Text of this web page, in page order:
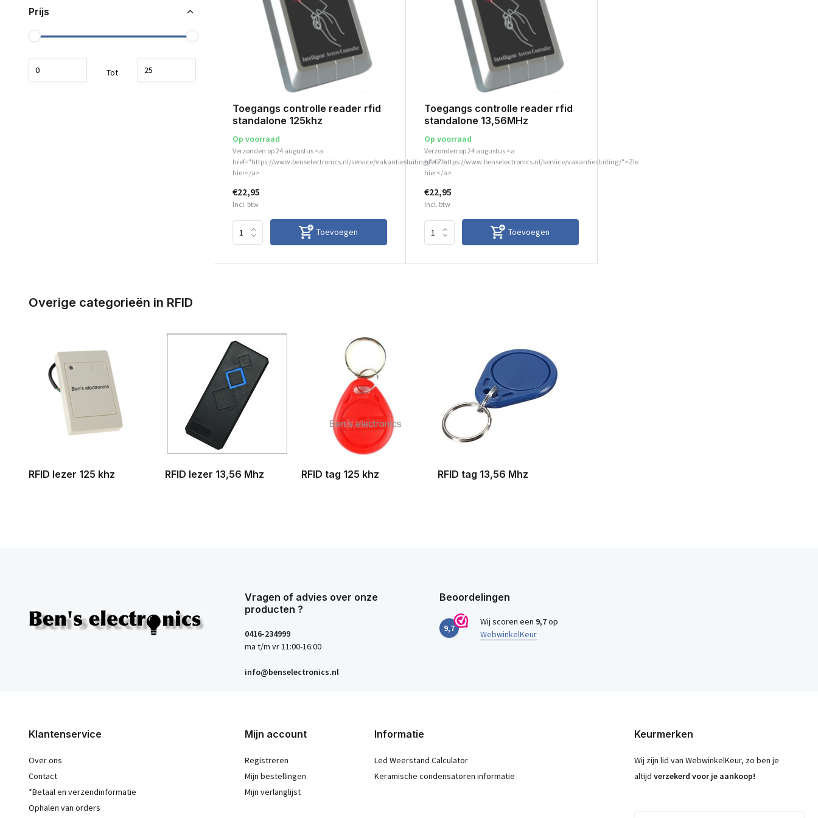
Prijs
Tot
Toegangs controlle reader rfid
standalone 125khz
Op voorraad
Verzonden op 24 augustus <a
href="https://www.benselectronics.nl/service/vakantiesluiting/">Zie
hier</a>
€22,95
Incl. btw
Toevoegen
Toegangs controlle reader rfid
standalone 13,56MHz
Op voorraad
Verzonden op 24 augustus <a
href="https://www.benselectronics.nl/service/vakantiesluiting/">Zie
hier</a>
€22,95
Incl. btw
Toevoegen
Overige categorieën in RFID
RFID lezer 125 khz RFID lezer 13,56 Mhz RFID tag 125 khz RFID tag 13,56 Mhz
Vragen of advies over onze
producten ?
0416-234999
ma t/m vr 11:00-16:00
info@benselectronics.nl
Beoordelingen
9,7
Wij scoren een 9,7op
WebwinkelKeur
Klantenservice
Over ons
Contact
*Betaal en verzendinformatie
Ophalen van orders
Mijn account
Registreren
Mijn bestellingen
Mijn verlanglijst
Informatie
Led Weerstand Calculator
Keramische condensatoren informatie
Keurmerken
Wij zijn lid van WebwinkelKeur, zo ben je
altijd verzekerd voor je aankoop!